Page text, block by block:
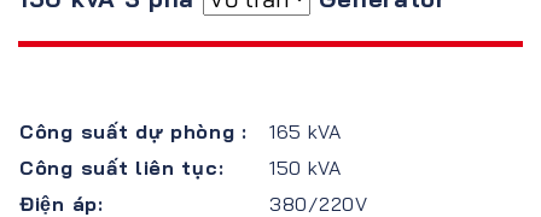
Công suất dự phòng :
165 kVA
Công suất liên tục:
150 kVA
Điện áp:
380/220V